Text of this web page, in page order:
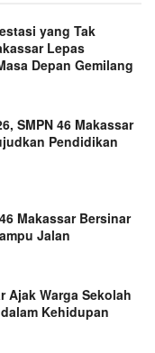
yang Tak
Lepas
Depan Gemilang
SMPN 46 Makassar
Pendidikan
Makassar Bersinar
Jalan
Ajak Warga Sekolah
Kehidupan